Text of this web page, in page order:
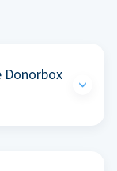
Donorbox